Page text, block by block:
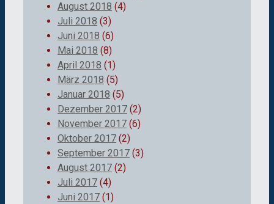
August 2018 (4)
Juli 2018 (3)
Juni 2018 (6)
Mai 2018 (8)
April 2018 (1)
März 2018 (5)
Januar 2018 (5)
Dezember 2017 (2)
November 2017 (6)
Oktober 2017 (2)
September 2017 (3)
August 2017 (2)
Juli 2017 (4)
Juni 2017 (1)